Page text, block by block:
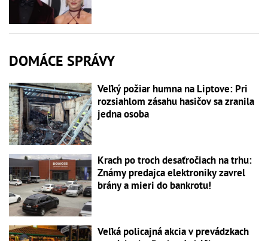
DOMÁCE SPRÁVY
Veľký požiar humna na Liptove: Pri
rozsiahlom zásahu hasičov sa zranila
jedna osoba
Krach po troch desaťročiach na trhu:
Známy predajca elektroniky zavrel
brány a mieri do bankrotu!
Veľká policajná akcia v prevádzkach